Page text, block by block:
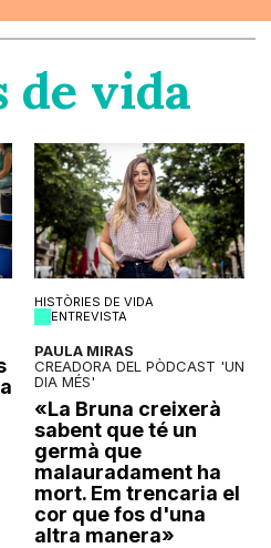
de vida
HISTÒRIES DE VIDA
ENTREVISTA
PAULA MIRAS
CREADORA DEL PÒDCAST 'UN
DIA MÉS'
«La Bruna creixerà
sabent que té un
germà que
malauradament ha
mort. Em trencaria el
cor que fos d'una
altra manera»